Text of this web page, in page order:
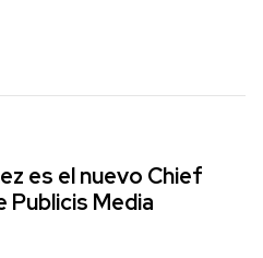
es el nuevo Chief
Media